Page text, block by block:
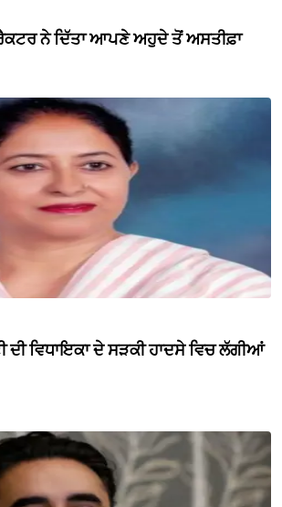
ਨੇ ਦਿੱਤਾ ਆਪਣੇ ਅਹੁਦੇ ਤੋਂ ਅਸਤੀਫ਼ਾ
ਵਿਧਾਇਕਾ ਦੇ ਸੜਕੀ ਹਾਦਸੇ ਵਿਚ ਲੱਗੀਆਂ